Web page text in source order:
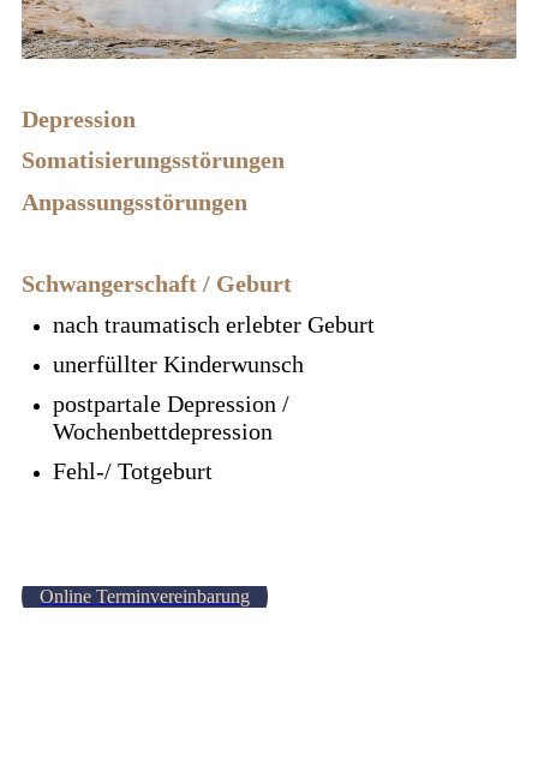
Depression
Somatisierungsstörungen
Anpassungsstörungen
Schwangerschaft / Geburt
nach traumatisch erlebter Geburt
unerfüllter Kinderwunsch
postpartale Depression /
Wochenbettdepression
Fehl-/ Totgeburt
Online Terminvereinbarung